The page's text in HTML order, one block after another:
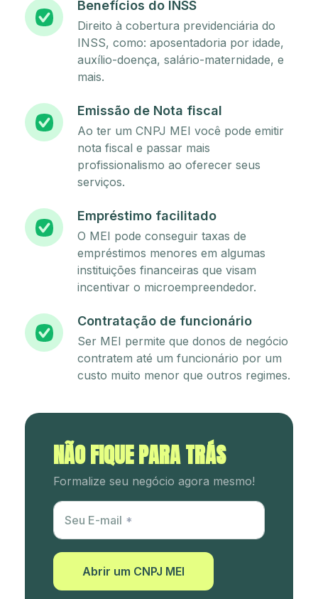
Benefícios do INSS
Direito à cobertura previdenciária do
INSS, como: aposentadoria por idade,
auxílio-doença, salário-maternidade, e
mais.
Emissão de Nota fiscal
Ao ter um CNPJ MEI você pode emitir
nota fiscal e passar mais
profissionalismo ao oferecer seus
serviços.
Empréstimo facilitado
O MEI pode conseguir taxas de
empréstimos menores em algumas
instituições financeiras que visam
incentivar o microempreendedor.
Contratação de funcionário
Ser MEI permite que donos de negócio
contratem até um funcionário por um
custo muito menor que outros regimes.
NÃO FIQUE PARA TRÁS
Formalize seu negócio agora mesmo!
Utm Content
Seu E-mail
Abrir um CNPJ MEI